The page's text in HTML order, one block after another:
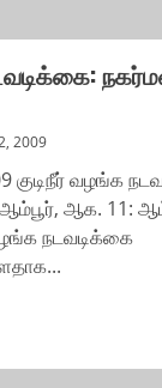
2009
குடிநீர் வழங்க
ஆக. 11:
நடவடிக்கை